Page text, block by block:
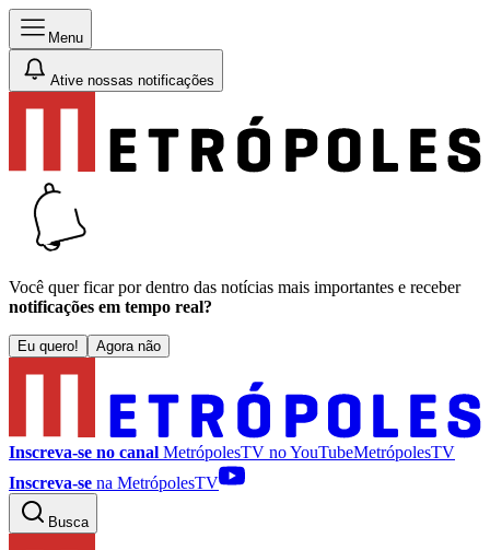
Menu
Ative nossas notificações
Você quer ficar por dentro das notícias mais importantes e receber
notificações em tempo real?
Eu quero! Agora não
Inscreva-se no canal MetrópolesTV noYouTubeMetrópolesTV
Inscreva-se na MetrópolesTV
Busca